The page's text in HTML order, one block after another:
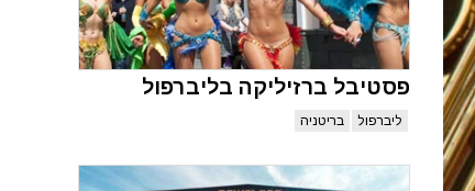
פסטיבל ברזיליקה בליברפול
ליברפול בריטניה